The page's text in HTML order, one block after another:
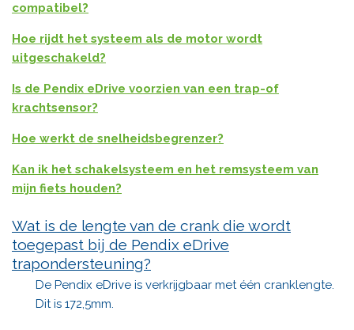
compatibel?
Hoe rijdt het systeem als de motor wordt
uitgeschakeld?
Is de Pendix eDrive voorzien van een trap-of
krachtsensor?
Hoe werkt de snelheidsbegrenzer?
Kan ik het schakelsysteem en het remsysteem van
mijn fiets houden?
Wat is de lengte van de crank die wordt
toegepast bij de Pendix eDrive
trapondersteuning?
De Pendix eDrive is verkrijgbaar met één cranklengte.
Dit is 172,5mm.